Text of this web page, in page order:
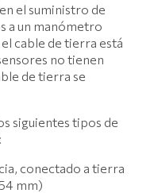
el suministro de
a un manómetro
cable de tierra está
no tienen
de tierra se
siguientes tipos de
conectado a tierra
mm)